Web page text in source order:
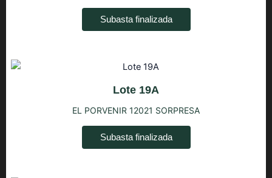
Subasta finalizada
Lote 19A
EL PORVENIR 12021 SORPRESA
Subasta finalizada